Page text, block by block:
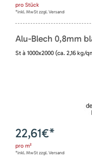
pro Stück
*inkl. MwSt zzgl. Versand
Alu-Blech 0,8mm
St à 1000x2000 (ca. 2,16 kg/
22,61€*
pro m²
*inkl. MwSt zzgl. Versand